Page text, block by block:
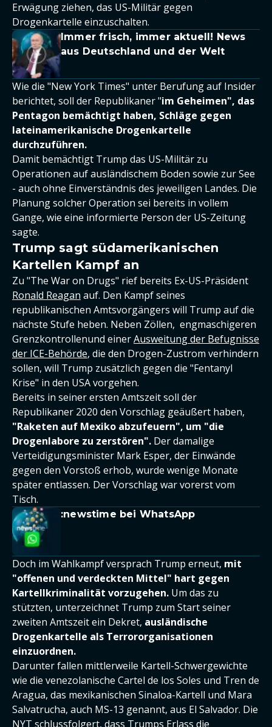
Erwägung ziehen, das US-Militär gegen
Drogenkartelle einzuschalten.
Immer frisch, immer aktuell! News
aus Deutschland und der Welt
Wie die "New York Times" unter Berufung auf Insider
berichtet, soll der Republikaner "im Geheimen", das
Pentagon bemächtigt haben, Schläge gegen
lateinamerikanische Drogenkartelle
durchzuführen.
Damit bemächtigt Trump das US-Militär zu
Operationen auf ausländischem Boden sowie zur See
- auch ohne Einverständnis des jeweiligen Landes. Die
Planung solcher Operation sei bereits in vollem
Gange, wie eine informierte Person der US-Zeitung
sagte.
Trump sagt südamerikanischen
Kartellen Kampf an
Zu "The War on Drugs" rief bereits Ex-US-Präsident
Ronald Reagan auf. Den Kampf seines
republikanischen Amtsvorgängers will Trump auf die
nächste Stufe heben. Neben Zöllen, engmaschigeren
Grenzkontrollenund einerAusweitung der Befugnisse
der ICE-Behörde, die den Drogen-Zustrom verhindern
sollen, will Trump zusätzlich gegen die "Fentanyl
Krise" in den USA vorgehen.
Bereits in seiner ersten Amtszeit soll der
Republikaner 2020 den Vorschlag geäußert haben,
"Raketen auf Mexiko abzufeuern", um "die
Drogenlabore zu zerstören". Der damalige
Verteidigungsminister Mark Esper, der Einwände
gegen den Vorstoß erhob, wurde wenige Monate
später entlassen. Der Vorschlag war vorerst vom
Tisch.
:newstime bei WhatsApp
Doch im Wahlkampf versprach Trump erneut, mit
"offenen und verdeckten Mittel" hart gegen
Kartellkriminalität vorzugehen. Um das zu
stützten, unterzeichnet Trump zum Start seiner
zweiten Amtszeit ein Dekret, ausländische
Drogenkartelle als Terrororganisationen
einzuordnen.
Darunter fallen mittlerweile Kartell-Schwergewichte
wie die venezolanische Cartel de los Soles und Tren de
Aragua, das mexikanischen Sinaloa-Kartell und Mara
Salvatrucha, auch MS-13 genannt, aus El Salvador. Die
NYT schlussfolgert, dass Trumps Erlass die